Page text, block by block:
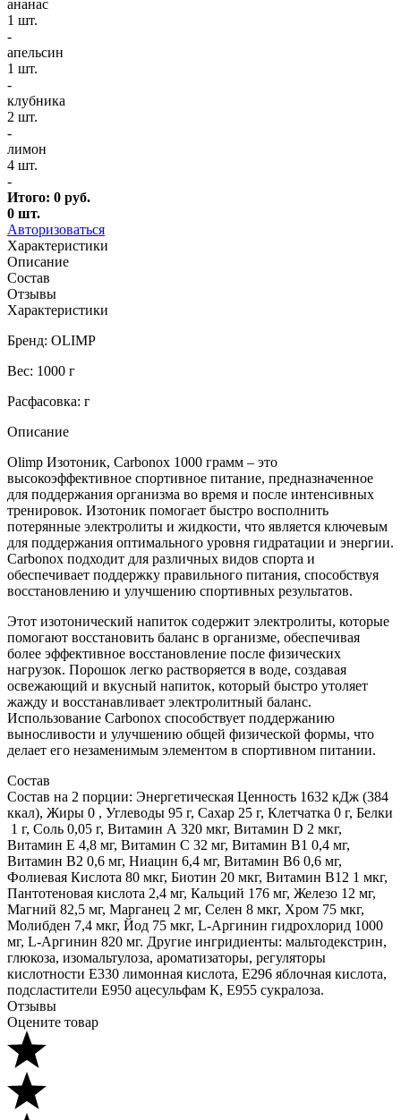
ананас
1 шт.
-
апельсин
1 шт.
-
клубника
2 шт.
-
лимон
4 шт.
-
Итого: 0 руб.
0 шт.
Авторизоваться
Характеристики
Описание
Состав
Отзывы
Характеристики
Бренд: OLIMP
Вес: 1000 г
Расфасовка: г
Описание
Olimp Изотоник, Carbonox 1000 грамм – это
высокоэффективное спортивное питание, предназначенное
для поддержания организма во время и после интенсивных
тренировок. Изотоник помогает быстро восполнить
потерянные электролиты и жидкости, что является ключевым
для поддержания оптимального уровня гидратации и энергии.
Carbonox подходит для различных видов спорта и
обеспечивает поддержку правильного питания, способствуя
восстановлению и улучшению спортивных результатов.
Этот изотонический напиток содержит электролиты, которые
помогают восстановить баланс в организме, обеспечивая
более эффективное восстановление после физических
нагрузок. Порошок легко растворяется в воде, создавая
освежающий и вкусный напиток, который быстро утоляет
жажду и восстанавливает электролитный баланс.
Использование Carbonox способствует поддержанию
выносливости и улучшению общей физической формы, что
делает его незаменимым элементом в спортивном питании.
Состав
Состав на 2 порции: Энергетическая Ценность 1632 кДж (384
ккал), Жиры 0 , Углеводы 95 г, Сахар 25 г, Клетчатка 0 г, Белки
1 г, Соль 0,05 г, Витамин А 320 мкг, Витамин D 2 мкг,
Витамин Е 4,8 мг, Витамин С 32 мг, Витамин В1 0,4 мг,
Витамин В2 0,6 мг, Ниацин 6,4 мг, Витамин В6 0,6 мг,
Фолиевая Кислота 80 мкг, Биотин 20 мкг, Витамин В12 1 мкг,
Пантотеновая кислота 2,4 мг, Кальций 176 мг, Железо 12 мг,
Магний 82,5 мг, Марганец 2 мг, Селен 8 мкг, Хром 75 мкг,
Молибден 7,4 мкг, Йод 75 мкг, L-Аргинин гидрохлорид 1000
мг, L-Аргинин 820 мг. Другие ингридиенты: мальтодекстрин,
глюкоза, изомальтулоза, ароматизаторы, регуляторы
кислотности Е330 лимонная кислота, Е296 яблочная кислота,
подсластители Е950 ацесульфам К, Е955 сукралоза.
Отзывы
Оцените товар